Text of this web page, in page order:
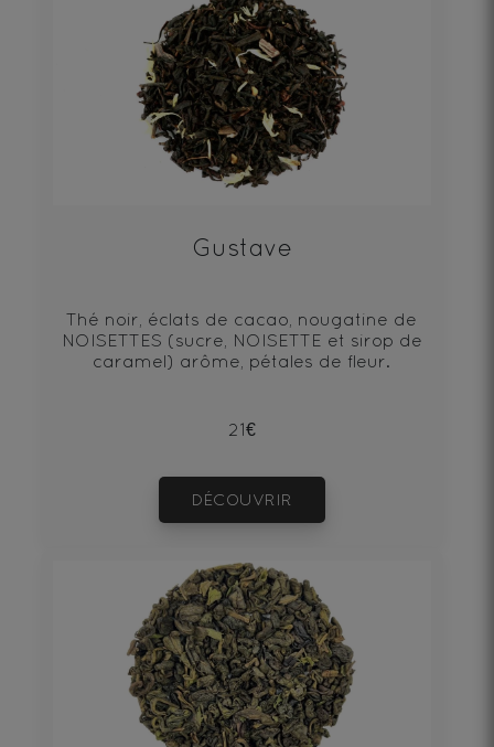
Gustave
Thé noir, éclats de cacao, nougatine de
NOISETTES (sucre, NOISETTE et sirop de
caramel) arôme, pétales de fleur.
21€
DÉCOUVRIR